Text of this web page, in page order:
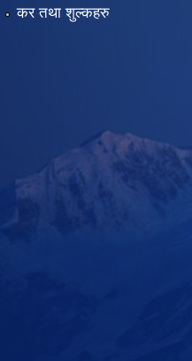
कर तथा शुल्कहरु